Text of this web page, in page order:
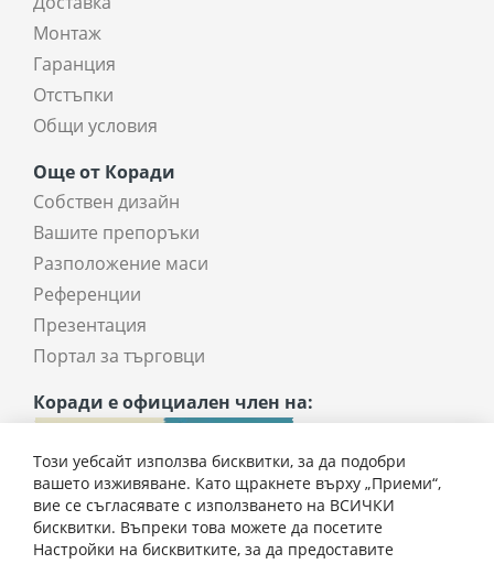
Монтаж
Гаранция
Отстъпки
Общи условия
Още от Коради
Собствен дизайн
Вашите препоръки
Разположение маси
Референции
Презентация
Портал за търговци
Коради е официален член на:
Този уебсайт използва бисквитки, за да подобри
вашето изживяване. Като щракнете върху „Приеми“,
вие се съгласявате с използването на ВСИЧКИ
бисквитки. Въпреки това можете да посетите
Настройки на бисквитките, за да предоставите